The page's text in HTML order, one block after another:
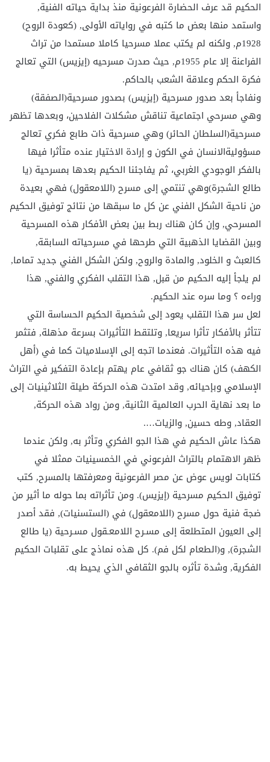
الحكيم قد عرف الحضارة الفرعونية منذ بداية حياته الفنية,
واستمد منها بعض ما كتبه في رواياته الأولى, (كعودة الروح)
1928م, ولكنه لم يكتب عملا مسرحيا كاملا مستمدا من تراث
الفراعنة إلا عام 1955م, حيث صدرت مسرحيه (إيزيس) التي تعالج
فكرة الحكم وعلاقة الشعب بالحاكم.
ونفاجأ بعد صدور مسرحية (إيزيس) بصدور مسرحية(الصفقة)
وهي مسرحي اجتماعية تناقش مشكلات الفلاحين، وبعدها تظهر
مسرحية(السلطان الحائر) وهي مسرحية ذات طابع فكري تعالج
مسؤوليةالانسان في الكون و إرادة الاختيار عنده متأثرا فيها
بالفكر الوجودي الغربي، ثم يفاجئنا الحكيم بعدها بمسرحية (يا
طالع الشجرة)وهي تنتمي إلى مسرح (اللامعقول) فهي بعيدة
من ناحية الشكل الفني عن كل ما سبقها من نتائج توفيق الحكيم
المسرحي, وإن كان هناك ربط بين بعض الأفكار هذه المسرحية
وبين القضايا الذهبية التي طرحها في مسرحياته السابقة,
كالعبث و الخلود, والمادة والروح, ولكن الشكل الفني جديد تماما,
لم يلجأ إليه الحكيم من قبل, هذا التقلب الفكري والفني, هذا
وراءه ؟ وما سره عند الحكيم.
لعل سر هذا التقلب يعود إلى شخصية الحكيم الحساسة التي
تتأثر بالأفكار تأثرا سريعا, وتلتقط التأثيرات بسرعة مذهلة, فتثمر
فيه هذه التأثيرات. فعندما اتجه إلى الإسلاميات كما في (أهل
الكهف) كان هناك جو ثقافي عام يهتم بإعادة التفكير في التراث
الإسلامي وبإحيائه, وقد امتدت هذه الحركة طيلة الثلاثينيات إلى
ما بعد نهاية الحرب العالمية الثانية, ومن رواد هذه الحركة,
العقاد, وطه حسين, والزيات….
هكذا عاش الحكيم في هذا الجو الفكري وتأثر به, ولكن عندما
ظهر الاهتمام بالتراث الفرعوني في الخمسينيات ممثلا في
كتابات لويس عوض عن مصر الفرعونية ومعرفتها بالمسرح, كتب
توفيق الحكيم مسرحية (إيزيس). ومن تأثراته بما حوله ما أثير من
ضجة فنية حول مسرح (اللامعقول) في (الستسنيات), فقد أصدر
إلى العيون المتطلعة إلى مسـرح اللامعـقول مسـرحية (يا طالع
الشجرة), و(الطعام لكل فم). كل هذه نماذج على تقلبات الحكيم
الفكرية, وشدة تأثره بالجو الثقافي الذي يحيط به.